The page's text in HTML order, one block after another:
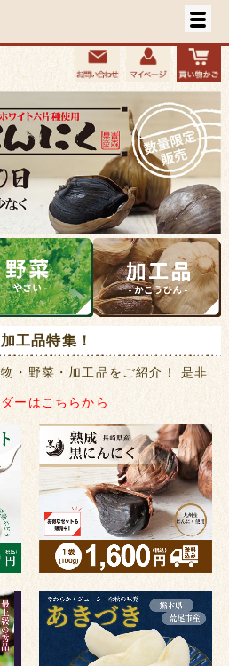
工品特集！
・野菜・加工品をご紹介！ 是非
ーはこちらから